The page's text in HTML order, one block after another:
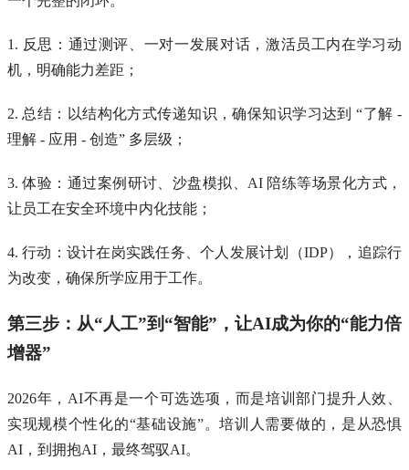
1. 反思：通过测评、一对一发展对话，激活员工内在学习动
机，明确能力差距；
2. 总结：以结构化方式传递知识，确保知识学习达到 “了解 -
理解 - 应用 - 创造” 多层级；
3. 体验：通过案例研讨、沙盘模拟、AI 陪练等场景化方式，
让员工在安全环境中内化技能；
4. 行动：设计在岗实践任务、个人发展计划（IDP），追踪行
为改变，确保所学应用于工作。
第三步：从“人工”到“智能”，让AI成为你的“能力倍
增器”
2026年，AI不再是一个可选选项，而是培训部门提升人效、
实现规模个性化的“基础设施”。培训人需要做的，是从恐惧
AI，到拥抱AI，最终驾驭AI。